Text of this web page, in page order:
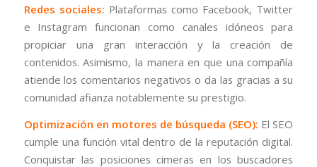
Redes sociales: Plataformas como Facebook, Twitter
e Instagram funcionan como canales idóneos para
propiciar una gran interacción y la creación de
contenidos. Asimismo, la manera en que una compañía
atiende los comentarios negativos o da las gracias a su
comunidad afianza notablemente su prestigio.
Optimización en motores de búsqueda (SEO): El SEO
cumple una función vital dentro de la reputación digital.
Conquistar las posiciones cimeras en los buscadores